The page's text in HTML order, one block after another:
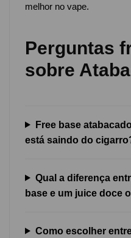
melhor no vape.
Perguntas
sobre
Free base
está saindo do
Qual a diferença
base e um juice doce
Como escolher